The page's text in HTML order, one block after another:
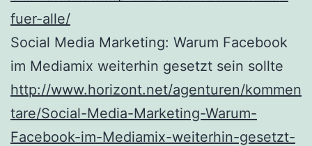
fuer-alle/
Social Media Marketing: Warum Facebook
im Mediamix weiterhin gesetzt sein sollte
http://www.horizont.net/agenturen/kommen
tare/Social-Media-Marketing-Warum-
Facebook-im-Mediamix-weiterhin-gesetzt-